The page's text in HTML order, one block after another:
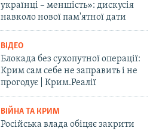
українці – меншість»: дискусія
навколо нової пам'ятної дати
ВІДЕО
Блокада без сухопутної операції:
Крим сам себе не заправить і не
прогодує | Крим.Реалії
ВІЙНА ТА КРИМ
Російська влада обіцяє закрити